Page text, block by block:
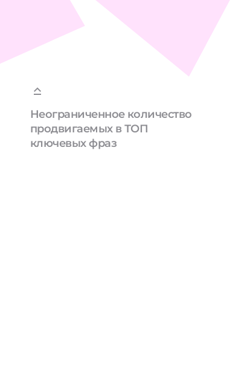
Неограниченное количество
продвигаемых в ТОП
ключевых фраз